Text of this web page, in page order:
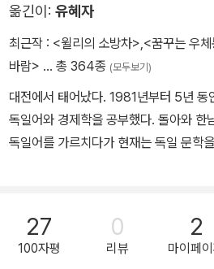
스킨트의 『깊이에의 강요』, 산도르 마라
『저지대』 등이 있다.
옮긴이: 유혜자
최근작 : <윌리의 소방차>,<꿈꾸는 우
바람> … 총 364종 (모두보기)
대전에서 태어났다. 1981년부터 5년 동
독일어와 경제학을 공부했다. 돌아와 한
독일어를 가르치다가 현재는 독일 문학
27
100자평
0
리뷰
2
마이페이